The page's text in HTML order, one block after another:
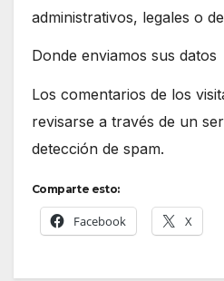
administrativos, legales o
Donde enviamos sus datos
Los comentarios de los
revisarse a través de un
detección de spam.
Comparte esto:
Facebook X